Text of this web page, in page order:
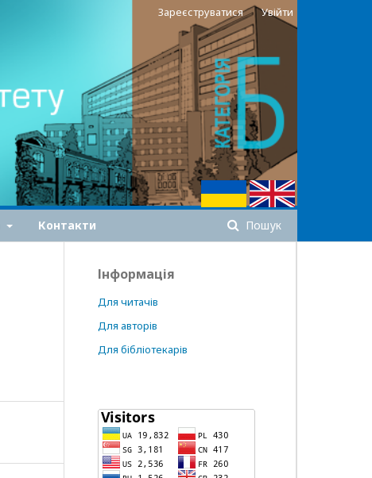
Контакти Пошук
Зареєструватися Увійти
Інформація
Для читачів
Для авторів
Для бібліотекарів